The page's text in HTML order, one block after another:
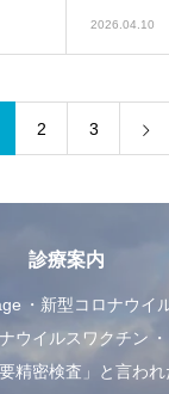
2026.04.10
2 3
診療案内
新型コロナウイ
ウイルスワクチン
精密検査」と言わ